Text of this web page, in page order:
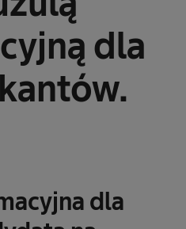
dla
dla